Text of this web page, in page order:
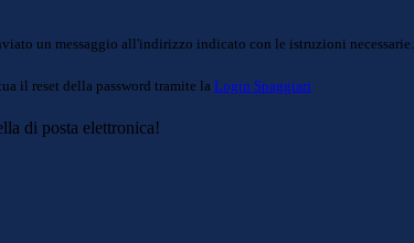
un messaggio all'indirizzo indicato con le istruzioni necessarie.
il reset della password tramite la Login Spaggiari
di posta elettronica!